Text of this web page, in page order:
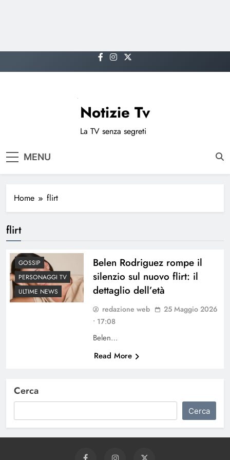
to
Notizie Tv
La TV senza segreti
MENU
Home flirt
flirt
GOSSIP
PERSONAGGI TV
ULTIME NEWS
Belen Rodriguez rompe il
silenzio sul nuovo flirt: il
dettaglio dell’età
redazione web
25 Maggio 2026
• 17:08
Belen…
Read More
Cerca
Cerca